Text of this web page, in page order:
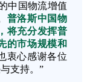
中国物流增值
普洛斯中国物
将充分发挥普
的市场规模和
衷心感谢各位
支持。”